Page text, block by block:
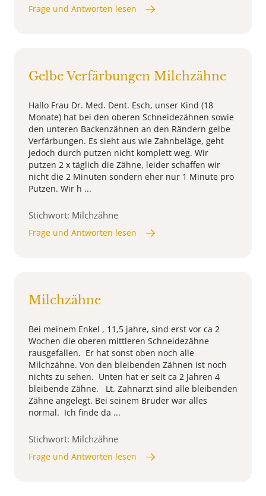
Frage und Antworten lesen
Gelbe Verfärbungen Milchzähne
Hallo Frau Dr. Med. Dent. Esch, unser Kind (18
Monate) hat bei den oberen Schneidezähnen sowie
den unteren Backenzähnen an den Rändern gelbe
Verfärbungen. Es sieht aus wie Zahnbeläge, geht
jedoch durch putzen nicht komplett weg. Wir
putzen 2 x täglich die Zähne, leider schaffen wir
nicht die 2 Minuten sondern eher nur 1 Minute pro
Putzen. Wir h ...
Stichwort: Milchzähne
Frage und Antworten lesen
Milchzähne
Bei meinem Enkel , 11,5 jahre, sind erst vor ca 2
Wochen die oberen mittleren Schneidezähne
rausgefallen. Er hat sonst oben noch alle
Milchzähne. Von den bleibenden Zähnen ist noch
nichts zu sehen. Unten hat er seit ca 2 Jahren 4
bleibende Zähne. Lt. Zahnarzt sind alle bleibenden
Zähne angelegt. Bei seinem Bruder war alles
normal. Ich finde da ...
Stichwort: Milchzähne
Frage und Antworten lesen